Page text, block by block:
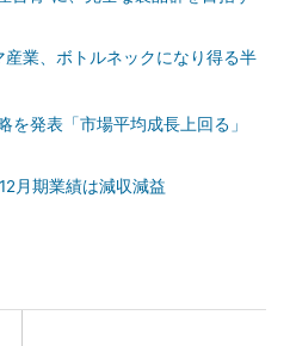
産業、ボトルネックになり得る半
を発表「市場平均成長上回る」
月期業績は減収減益